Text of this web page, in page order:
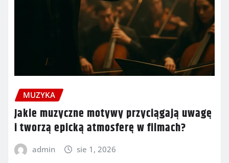
MUZYKA
Jakie muzyczne motywy przyciągają uwagę
i tworzą epicką atmosferę w filmach?
admin sie 1, 2026